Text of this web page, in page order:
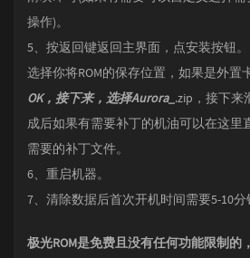
操作)。
5、按返回键返回主界面，点安装按钮
选择你将ROM的保存位置，如果是外置
OK，接下来，选择Aurora_ .zip，接下来
成后如果有需要补丁的机油可以在这里
需要的补丁文件。
6、重启机器。
7、清除数据后首次开机时间需要5-10分
极光ROM是免费且没有任何功能限制的